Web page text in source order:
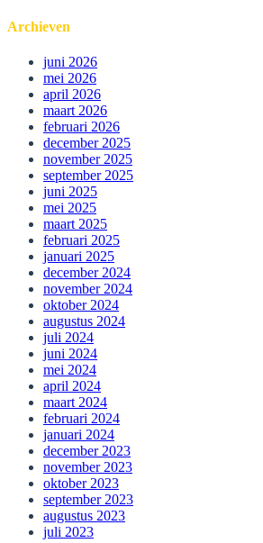
Archieven
juni 2026
mei 2026
april 2026
maart 2026
februari 2026
december 2025
november 2025
september 2025
juni 2025
mei 2025
maart 2025
februari 2025
januari 2025
december 2024
november 2024
oktober 2024
augustus 2024
juli 2024
juni 2024
mei 2024
april 2024
maart 2024
februari 2024
januari 2024
december 2023
november 2023
oktober 2023
september 2023
augustus 2023
juli 2023